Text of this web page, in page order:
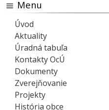
Menu
Úvod
Aktuality
Úradná tabuľa
Kontakty OcÚ
Dokumenty
Zverejňovanie
Projekty
História obce